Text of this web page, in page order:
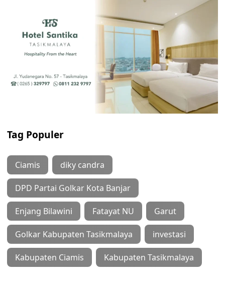
Tag Populer
Ciamis diky candra
DPD Partai Golkar Kota Banjar
Enjang Bilawini Fatayat NU Garut
Golkar Kabupaten Tasikmalaya investasi
Kabupaten Ciamis Kabupaten Tasikmalaya